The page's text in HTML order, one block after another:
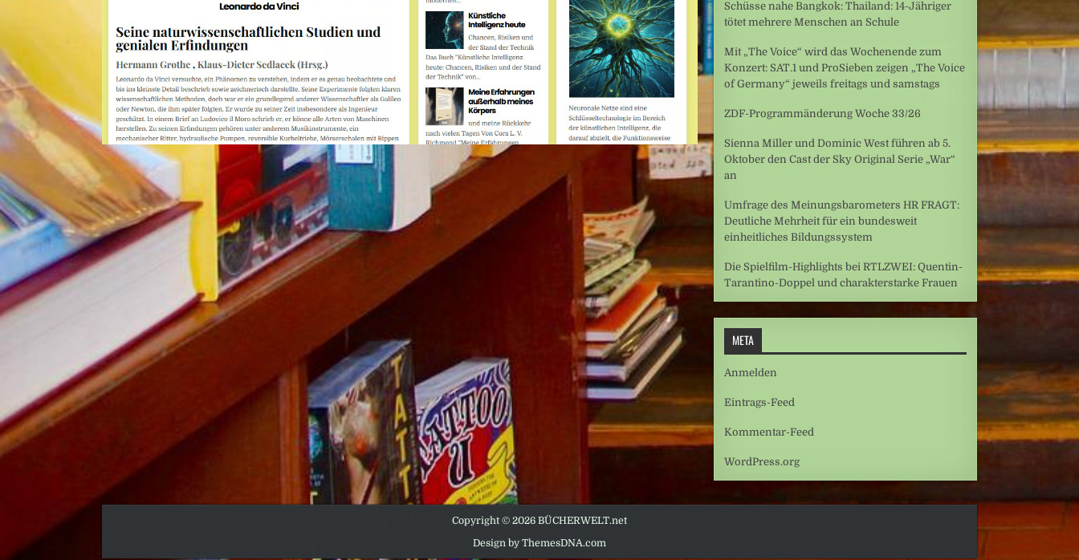
Schüsse nahe Bangkok: Thailand: 14-Jähriger
tötet mehrere Menschen an Schule
Mit „The Voice“ wird das Wochenende zum
Konzert: SAT.1 und ProSieben zeigen „The Voice
of Germany“ jeweils freitags und samstags
ZDF-Programmänderung Woche 33/26
Sienna Miller und Dominic West führen ab 5.
Oktober den Cast der Sky Original Serie „War“
an
Umfrage des Meinungsbarometers HR FRAGT:
Deutliche Mehrheit für ein bundesweit
einheitliches Bildungssystem
Die Spielfilm-Highlights bei RTLZWEI: Quentin-
Tarantino-Doppel und charakterstarke Frauen
META
Anmelden
Eintrags-Feed
Kommentar-Feed
WordPress.org
Copyright © 2026 BÜCHERWELT.net
Design by ThemesDNA.com